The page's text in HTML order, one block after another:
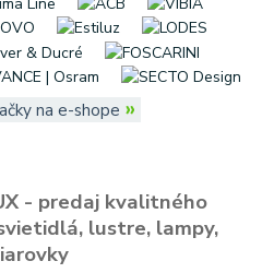
na e-shope »
- predaj kvalitného
lustre, lampy,